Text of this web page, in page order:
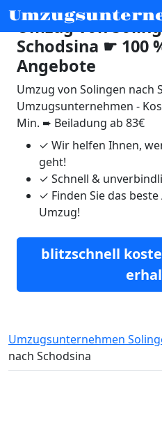
Umzug von
Schodsina ☛ 100
Angebote
Umzug von Solingen nach
Umzugsunternehmen -
Min. ➨ Beiladung ab 83€
✓ Wir helfen Ihnen,
geht!
✓ Schnell &
✓ Finden Sie das
Umzug!
blitzschnell
Umzugsunternehmen
nach Schodsina